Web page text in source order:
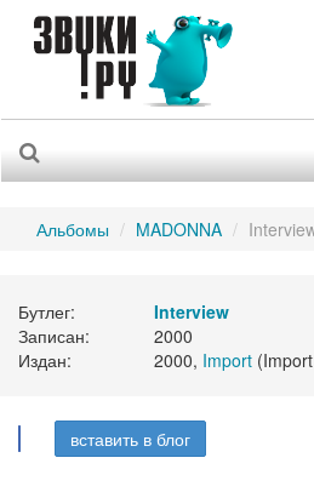
Альбомы MADONNA
Бутлег:
Interview
Записан:
2000
Издан:
2000, Import
вставить в блог